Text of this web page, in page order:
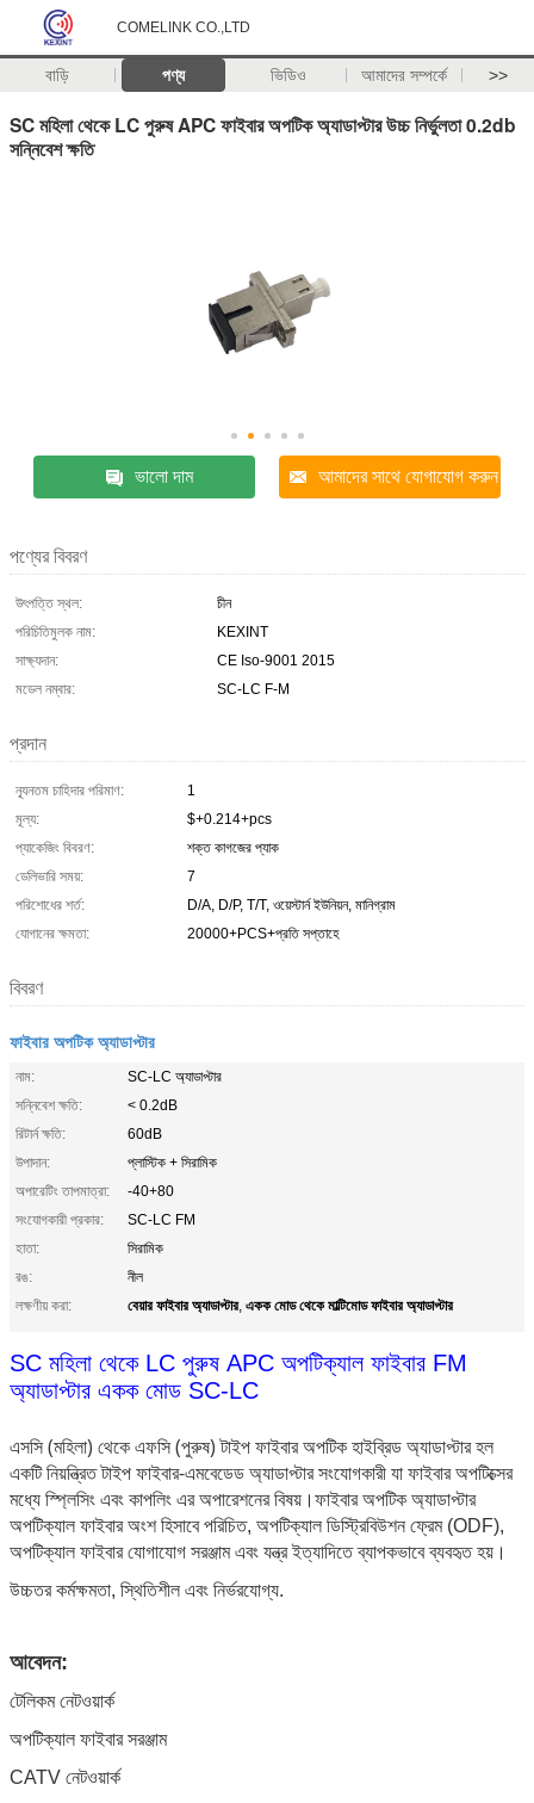
COMELINK CO.,LTD
বাড়ি পণ্য ভিডিও আমাদের সম্পর্কে >>
SC মহিলা থেকে LC পুরুষ APC ফাইবার অপটিক অ্যাডাপ্টার উচ্চ নির্ভুলতা 0.2db
সন্নিবেশ ক্ষতি
ভালো দাম আমাদের সাথে যোগাযোগ করুন
পণ্যের বিবরণ
উৎপত্তি স্থল:
চীন
পরিচিতিমুলক নাম:
KEXINT
সাক্ষ্যদান:
CE Iso-9001 2015
মডেল নম্বার:
SC-LC F-M
প্রদান
ন্যূনতম চাহিদার পরিমাণ:
1
মূল্য:
$+0.214+pcs
প্যাকেজিং বিবরণ:
শক্ত কাগজের প্যাক
ডেলিভারি সময়:
7
পরিশোধের শর্ত:
D/A, D/P, T/T, ওয়েস্টার্ন ইউনিয়ন, মানিগ্রাম
যোগানের ক্ষমতা:
20000+PCS+প্রতি সপ্তাহে
বিবরণ
ফাইবার অপটিক অ্যাডাপ্টার
নাম:
SC-LC অ্যাডাপ্টার
সন্নিবেশ ক্ষতি:
< 0.2dB
রিটার্ন ক্ষতি:
60dB
উপাদান:
প্লাস্টিক + সিরামিক
অপারেটিং তাপমাত্রা:
-40+80
সংযোগকারী প্রকার:
SC-LC FM
হাতা:
সিরামিক
রঙ:
নীল
লক্ষণীয় করা:
বেয়ার ফাইবার অ্যাডাপ্টার, একক মোড থেকে মাল্টিমোড ফাইবার অ্যাডাপ্টার
SC মহিলা থেকে LC পুরুষ APC অপটিক্যাল ফাইবার FM
অ্যাডাপ্টার একক মোড SC-LC
এসসি (মহিলা) থেকে এফসি (পুরুষ) টাইপ ফাইবার অপটিক হাইব্রিড অ্যাডাপ্টার হল
একটি নিয়ন্ত্রিত টাইপ ফাইবার-এমবেডেড অ্যাডাপ্টার সংযোগকারী যা ফাইবার অপটিক্সের
মধ্যে স্প্লিসিং এবং কাপলিং এর অপারেশনের বিষয়। ফাইবার অপটিক অ্যাডাপ্টার
অপটিক্যাল ফাইবার অংশ হিসাবে পরিচিত, অপটিক্যাল ডিস্ট্রিবিউশন ফ্রেম (ODF),
অপটিক্যাল ফাইবার যোগাযোগ সরঞ্জাম এবং যন্ত্র ইত্যাদিতে ব্যাপকভাবে ব্যবহৃত হয়।
উচ্চতর কর্মক্ষমতা, স্থিতিশীল এবং নির্ভরযোগ্য.
আবেদন:
টেলিকম নেটওয়ার্ক
অপটিক্যাল ফাইবার সরঞ্জাম
CATV নেটওয়ার্ক